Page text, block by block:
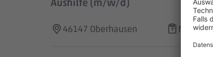
Aushilfe (m/w/d)
46147 Oberhausen Markt